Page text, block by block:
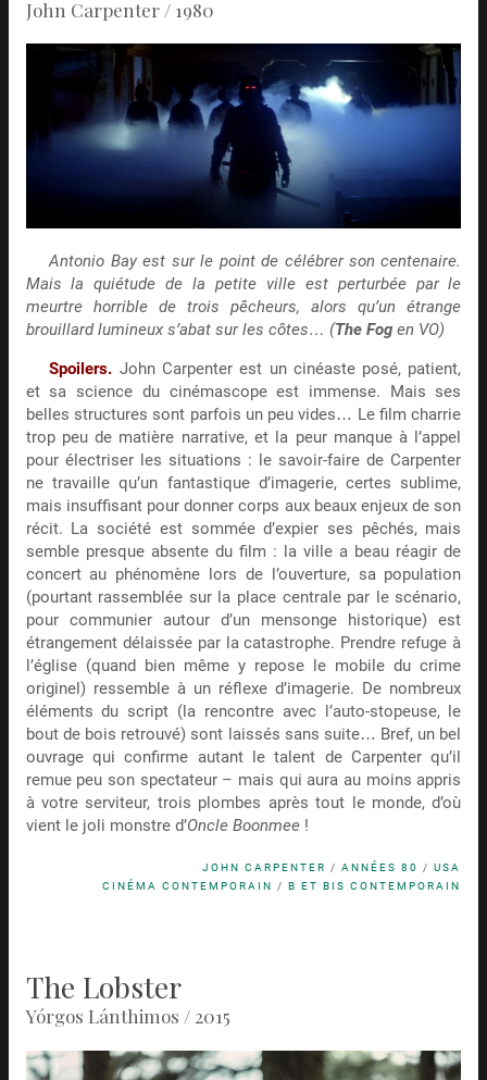
John Carpenter / 1980
Antonio Bay est sur le point de célébrer son centenaire.
Mais la quiétude de la petite ville est perturbée par le
meurtre horrible de trois pêcheurs, alors qu’un étrange
brouillard lumineux s’abat sur les côtes… (The Fogen VO)
Spoilers. John Carpenter est un cinéaste posé, patient,
et sa science du cinémascope est immense. Mais ses
belles structures sont parfois un peu vides… Le film charrie
trop peu de matière narrative, et la peur manque à l’appel
pour électriser les situations : le savoir-faire de Carpenter
ne travaille qu’un fantastique d’imagerie, certes sublime,
mais insuffisant pour donner corps aux beaux enjeux de son
récit. La société est sommée d’expier ses pêchés, mais
semble presque absente du film : la ville a beau réagir de
concert au phénomène lors de l’ouverture, sa population
(pourtant rassemblée sur la place centrale par le scénario,
pour communier autour d’un mensonge historique) est
étrangement délaissée par la catastrophe. Prendre refuge à
l’église (quand bien même y repose le mobile du crime
originel) ressemble à un réflexe d’imagerie. De nombreux
éléments du script (la rencontre avec l’auto-stopeuse, le
bout de bois retrouvé) sont laissés sans suite… Bref, un bel
ouvrage qui confirme autant le talent de Carpenter qu’il
remue peu son spectateur – mais qui aura au moins appris
à votre serviteur, trois plombes après tout le monde, d’où
vient le joli monstre d’Oncle Boonmee!
JOHN CARPENTER /ANNÉES 80 /USA
CINÉMA CONTEMPORAIN /B ET BIS CONTEMPORAIN
The Lobster
Yórgos Lánthimos / 2015